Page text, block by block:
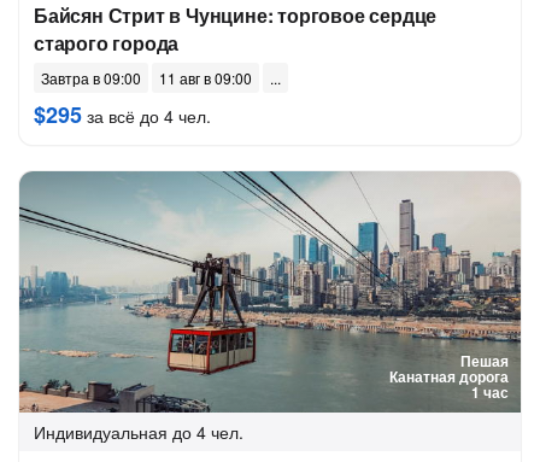
Байсян Стрит в Чунцине: торговое сердце
старого города
Завтра в 09:00 11 авг в 09:00
$295 за всё до 4 чел.
Пешая
Канатная дорога
1 час
Индивидуальная до 4 чел.